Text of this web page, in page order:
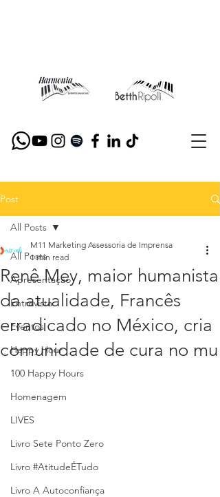
Post
All Posts
Apresentação
Entrevista
Eventos
Happy Hour
100 Happy Hours
Homenagem
LIVES
Livro Sete Ponto Zero
Livro #AtitudeÉTudo
Livro A Autoconfiança
All Posts
Renê Mey, maior humanista
da atualidade, Francês
erradicado no México, cria
comunidade de cura no mu
M11 Marketing Assessoria de Imprensa
1 min read